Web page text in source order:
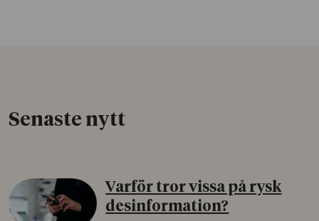
Senaste nytt
Varför tror vissa på rysk
desinformation?